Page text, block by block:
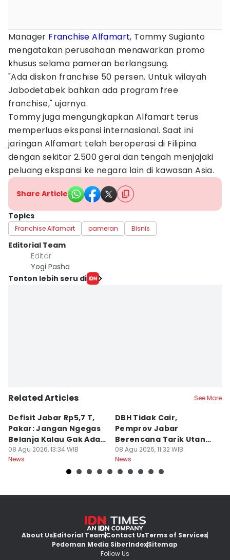
Manager Franchise Alfamart, Tommy Sugianto
mengatakan perusahaan menawarkan promo
khusus selama pameran berlangsung.
"Ada diskon franchise 50 persen. Untuk wilayah
Jabodetabek bahkan ada program free
franchise," ujarnya.
Tommy juga mengungkapkan Alfamart terus
memperluas ekspansi internasional. Saat ini
jaringan Alfamart telah beroperasi di Filipina
dengan sekitar 2.500 gerai dan tengah menjajaki
peluang ekspansi ke negara lain di kawasan Asia.
Share Article
Topics
Franchise Alfamart pameran Bisnis
Editorial Team
Editor
Yogi Pasha
Tonton lebih seru di
Related Articles See More
Defisit Jabar Rp5,7 T,
Pakar: Jangan Ngegas
Belanja Kalau Gak Ada
Duit
08 Agu 2026, 13:34 WIB
News
DBH Tidak Cair,
Pemprov Jabar
Berencana Tarik Utang
Rp3,4 Triliun
08 Agu 2026, 11:32 WIB
News
About UsEditorial TeamContact UsTerms of Services
Pedoman Media SiberIndexSitemap
Follow Us